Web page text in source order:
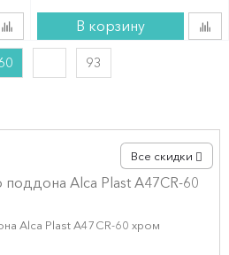
В корзину
93
Все скидки
Alca Plast A47CR-60 хром